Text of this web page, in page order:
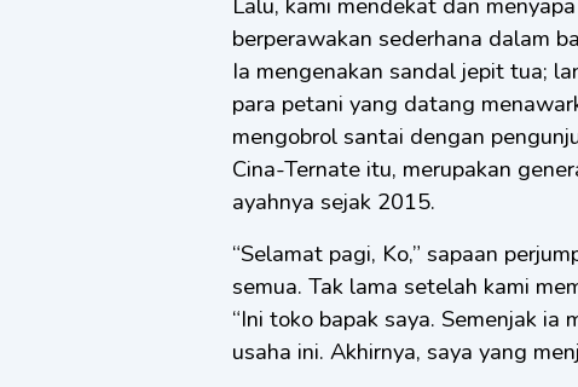
berperawakan sederhana dalam
Ia mengenakan sandal jepit tua;
para petani yang datang
mengobrol santai dengan
Cina-Ternate itu, merupakan
ayahnya sejak 2015.
“Selamat pagi, Ko,” sapaan
semua. Tak lama setelah kami
“Ini toko bapak saya. Semenjak
usaha ini. Akhirnya, saya yang